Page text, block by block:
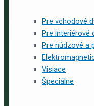
Pre vchodové
Pre interiérové
Pre núdzové a
Visiace
Špeciálne